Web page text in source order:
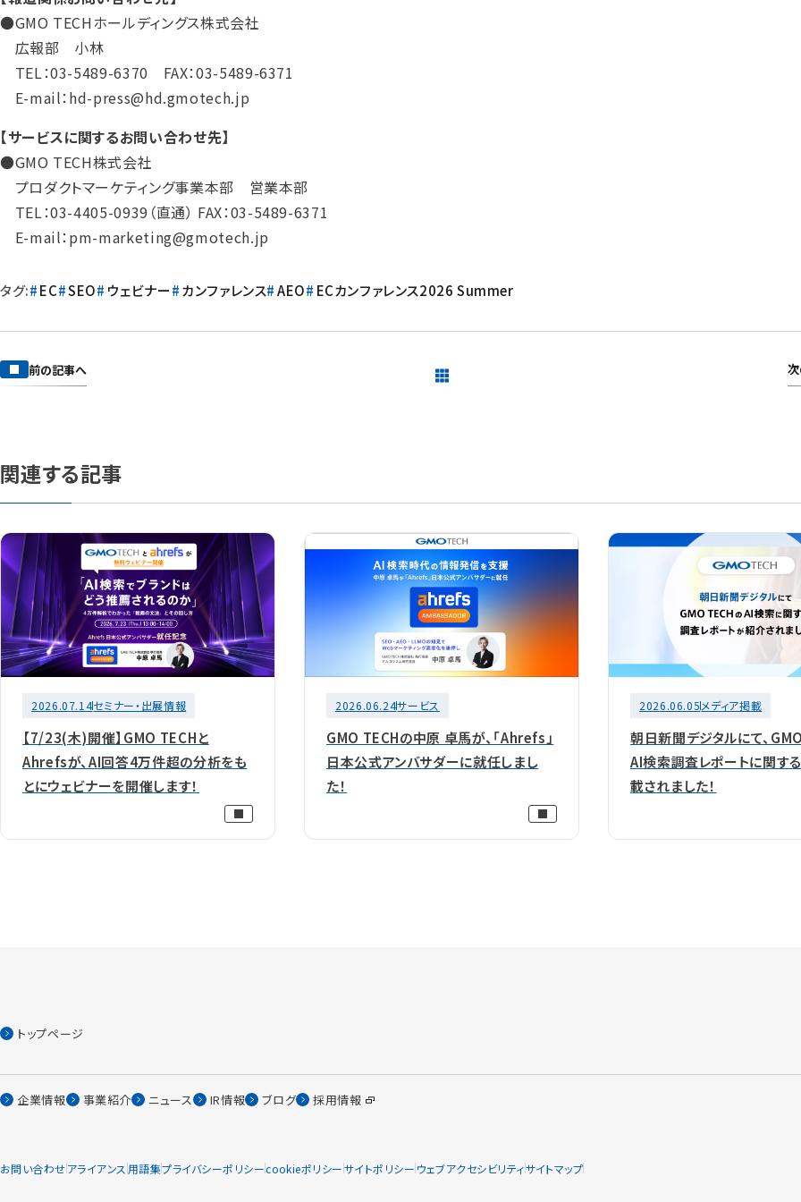
●GMO TECHホールディングス株式会社
広報部 小林
TEL：03-5489-6370 FAX：03-5489-6371
E-mail：hd-press@hd.gmotech.jp
【サービスに関するお問い合わせ先】
●GMO TECH株式会社
プロダクトマーケティング事業本部 営業本部
TEL：03-4405-0939（直通） FAX：03-5489-6371
E-mail：pm-marketing@gmotech.jp
タグ: EC SEO ウェビナー カンファレンス AEO ECカンファレンス2026 Summer
前の記事へ
関連する記事
2026.07.14セミナー・出展情報
【7/23(木)開催】GMO TECHと
Ahrefsが、AI回答4万件超の分析をも
とにウェビナーを開催します！
2026.06.24サービス
GMO TECHの中原 卓馬が、「Ahrefs」
日本公式アンバサダーに就任しまし
た！
2026.06.05メディア掲載
朝日新聞デジタルにて、
AI検索調査レポートに関す
載されました！
トップページ
企業情報 事業紹介 ニュース IR情報 ブログ 採用情報
お問い合わせアライアンス 用語集プライバシーポリシーcookieポリシーサイトポリシー ウェブアクセシビリティサイトマップ